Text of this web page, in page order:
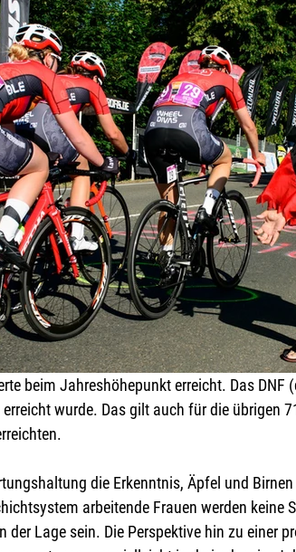
beim Jahreshöhepunkt erreicht. Das DNF
wurde. Das gilt auch für die übrigen
die Erkenntnis, Äpfel und
arbeitende Frauen werden keine
der Lage sein. Die Perspektive hin zu einer